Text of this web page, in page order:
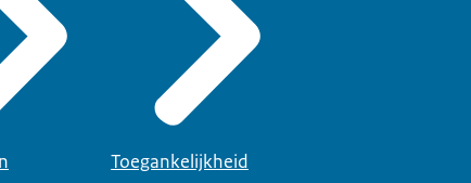
Toegankelijkheid